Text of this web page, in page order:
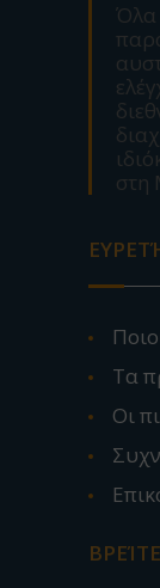
Όλα
στη
Τα
Οι